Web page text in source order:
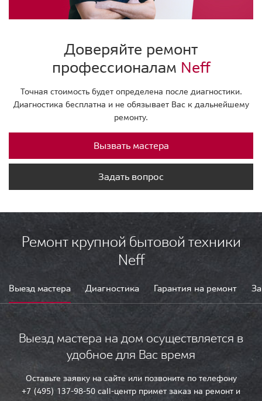
Доверяйте ремонт
профессионалам Neff
Точная стоимость будет определена после диагностики.
Диагностика бесплатна и не обязывает Вас к дальнейшему
ремонту.
Вызвать мастера
Задать вопрос
Ремонт крупной бытовой техники
Neff
Выезд мастера Диагностика Гарантия на ремонт
Выезд мастера на дом осуществляется в
удобное для Вас время
Оставьте заявку на сайте или позвоните по телефону
+7 (495) 137-98-50 call-центр примет заказ на ремонт и